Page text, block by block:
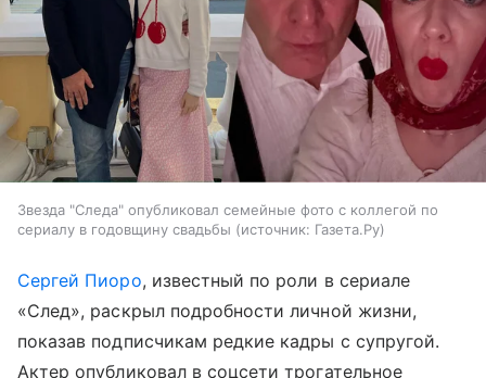
Звезда "Следа" опубликовал семейные фото с коллегой по
сериалу в годовщину свадьбы
источник: Газета.Ру
Сергей Пиоро, известный по роли в сериале
«След», раскрыл подробности личной жизни,
показав подписчикам редкие кадры с супругой.
Актер опубликовал в соцсети трогательное